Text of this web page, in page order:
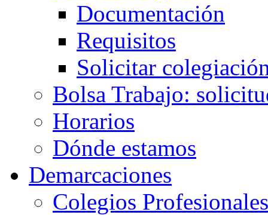
Documentación
Requisitos
Solicitar
Bolsa Trabajo:
Horarios
Dónde estamos
Demarcaciones
Colegios Profesionales